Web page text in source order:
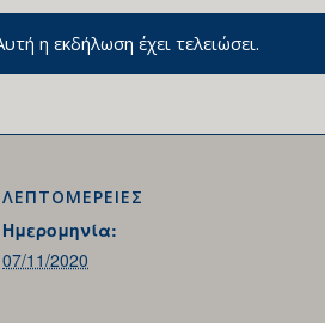
η εκδήλωση έχει τελειώσει.
ΛΕΠΤΟΜΕΡΕΙΕΣ
Ημερομηνία:
07/11/2020